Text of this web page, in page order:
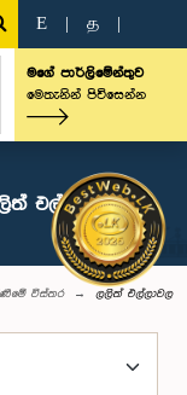
E த
මගේ පාර්ලිමේන්තුව
මෙතැනින් පිවිසෙන්න
එල්ලාවල
විස්තර ලලිත් එල්ලාවල